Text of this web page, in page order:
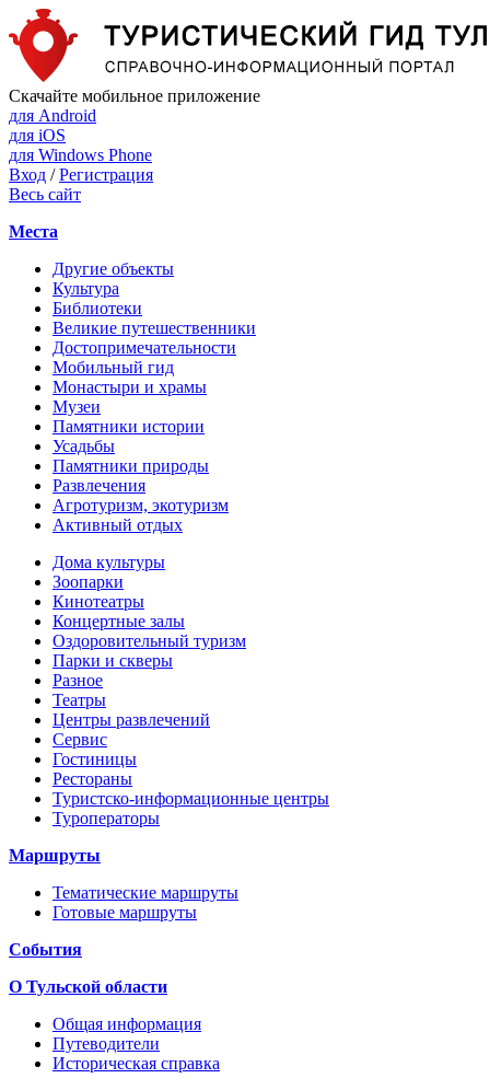
Скачайте мобильное приложение
для Android
для iOS
для Windows Phone
Вход /Регистрация
Весь сайт
Места
Другие объекты
Культура
Библиотеки
Великие путешественники
Достопримечательности
Мобильный гид
Монастыри и храмы
Музеи
Памятники истории
Усадьбы
Памятники природы
Развлечения
Агротуризм, экотуризм
Активный отдых
Дома культуры
Зоопарки
Кинотеатры
Концертные залы
Оздоровительный туризм
Парки и скверы
Разное
Театры
Центры развлечений
Сервис
Гостиницы
Рестораны
Туристско-информационные центры
Туроператоры
Маршруты
Тематические маршруты
Готовые маршруты
События
О Тульской области
Общая информация
Путеводители
Историческая справка